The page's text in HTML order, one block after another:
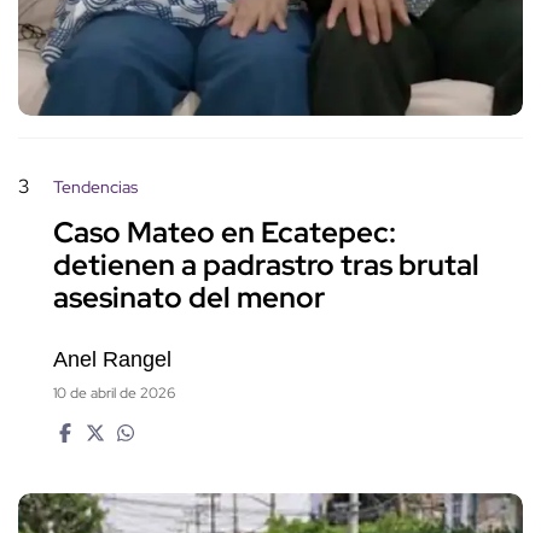
3 Tendencias
Caso Mateo en Ecatepec:
Anel Rangel
10 de abril de 2026